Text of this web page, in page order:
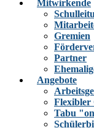
Mitwirkende
Gremien
Partner
Angebote
Flexibler
Tabu